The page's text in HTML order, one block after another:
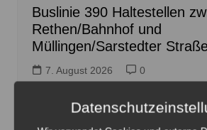
Buslinie 390 Haltestellen
Rethen/Bahnhof und
Müllingen/Sarstedter
7. August 2026 0